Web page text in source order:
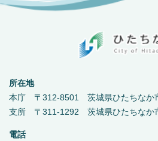
所在地
本庁 〒312-8501 茨城県ひたちなか
支所 〒311-1292 茨城県ひたちなか
電話